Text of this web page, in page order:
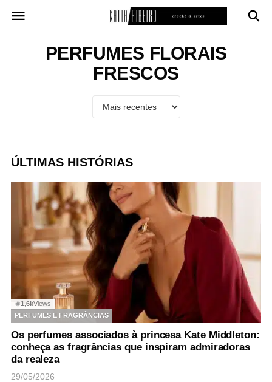
para
PERFUMES FLORAIS
FRESCOS
ÚLTIMAS HISTÓRIAS
◉1,6kViews
PERFUMES E FRAGRÂNCIAS
Os perfumes associados à princesa Kate Middleton:
conheça as fragrâncias que inspiram admiradoras
da realeza
29/05/2026